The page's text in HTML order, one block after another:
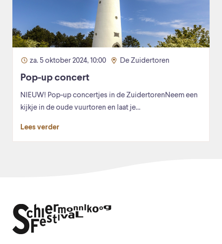
za. 5 oktober 2024, 10:00 De Zuidertoren
Pop-up concert
NIEUW! Pop-up concertjes in de ZuidertorenNeem een
kijkje in de oude vuurtoren en laat je…
Lees verder